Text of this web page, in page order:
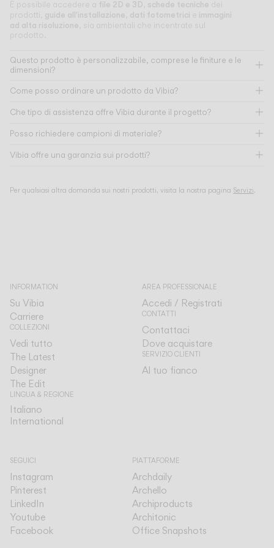
È possibile accedere a file 2D e 3D schede tecniche dei
prodotti, guide all'installazione dati fotometrici e immagini
ad alta risoluzione , sia ambientali che incentrate sul
prodotto.
Questo prodotto è personalizzabile, comprese le finiture e le
dimensioni?
Come posso ordinare un prodotto da Vibia?
Che tipo di assistenza offre Vibia durante il progetto?
Posso richiedere campioni di materiale?
Vibia offre una garanzia sui prodotti?
Per qualsiasi altra domanda sui nostri prodotti, visita la nostra pagina Servizi.
INFORMATION
Su Vibia
Carriere
COLLEZIONI
Vedi tutto
The Latest
Designer
The Edit
LINGUA & REGIONE
Italiano
International
AREA PROFESSIONALE
Accedi / Registrati
CONTATTI
Contattaci
Dove acquistare
SERVIZIO CLIENTI
Al tuo fianco
SEGUICI
Instagram
Pinterest
LinkedIn
Youtube
Facebook
PIATTAFORME
Archdaily
Archello
Archiproducts
Architonic
Office Snapshots